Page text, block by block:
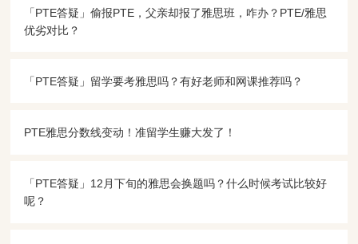
「PTE答疑​」偷报PTE，父亲却报了雅思班，咋办？PTE/雅思
优劣对比？
「PTE答疑​」留学要考雅思吗？有好老师和网课推荐吗？
PTE雅思分数线变动！准留学生赚大发了！
「PTE答疑​」12月下旬的雅思会换题吗？什么时候考试比较好
呢？